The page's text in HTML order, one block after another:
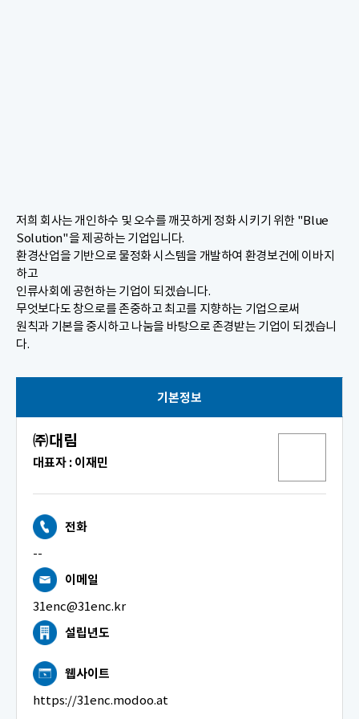
저희 회사는 개인하수 및 오수를 깨끗하게 정화 시키기 위한 "Blue
Solution"을 제공하는 기업입니다.
환경산업을 기반으로 물정화 시스템을 개발하여 환경보건에 이바지
하고
인류사회에 공헌하는 기업이 되겠습니다.
무엇보다도 창으로를 존중하고 최고를 지향하는 기업으로써
원칙과 기본을 중시하고 나눔을 바탕으로 존경받는 기업이 되겠습니
다.
기본정보
㈜대림
대표자 : 이재민
전화
--
이메일
31enc@31enc.kr
설립년도
웹사이트
https://31enc.modoo.at